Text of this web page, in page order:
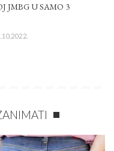
JMBG U SAMO 3